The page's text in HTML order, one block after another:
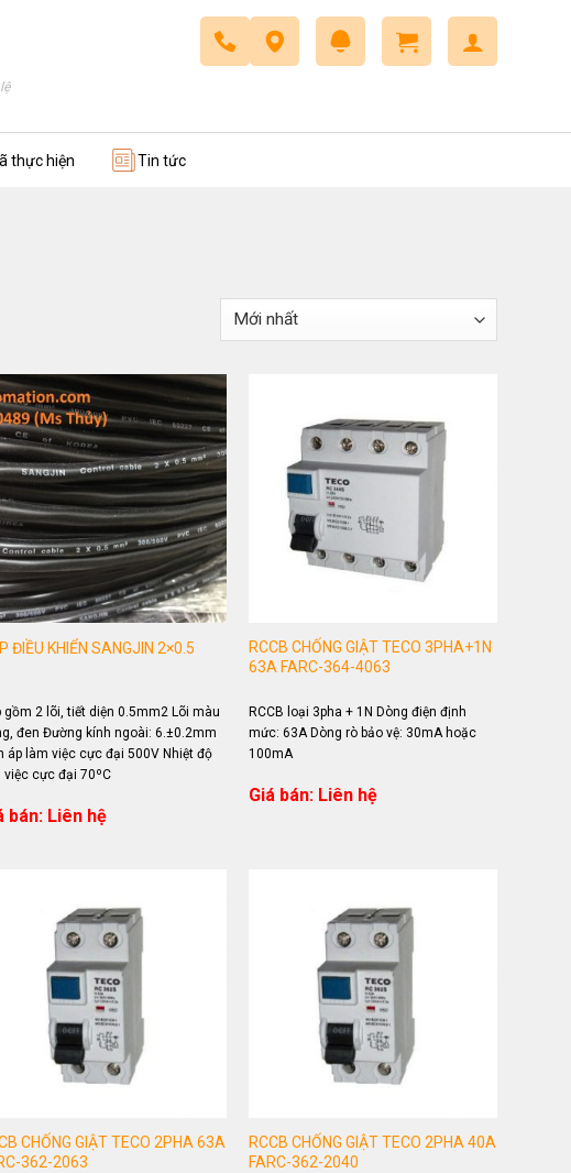
thực hiện Tin tức
ĐIỀU KHIỂN SANGJIN 2×0.5
gồm 2 lõi, tiết diện 0.5mm2 Lõi màu
đen Đường kính ngoài: 6.±0.2mm
áp làm việc cực đại 500V Nhiệt độ
việc cực đại 70ºC
bán: Liên hệ
RCCB CHỐNG GIẬT TECO 3PHA+1N
63A FARC-364-4063
RCCB loại 3pha + 1N Dòng điện định
mức: 63A Dòng rò bảo vệ: 30mA hoặc
100mA
Giá bán: Liên hệ
CHỐNG GIẬT TECO 2PHA 63A
362-2063
RCCB CHỐNG GIẬT TECO 2PHA 40A
FARC-362-2040